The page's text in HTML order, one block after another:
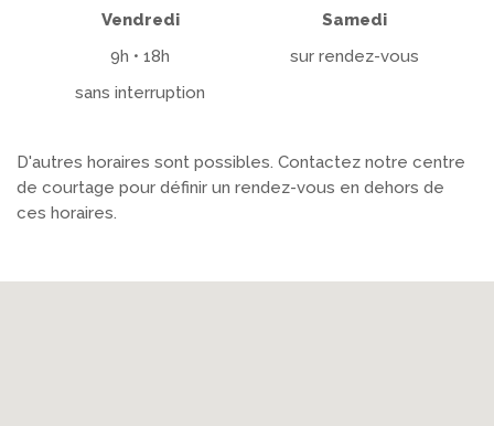
Vendredi
9h • 18h
sans interruption
Samedi
sur rendez-vous
D'autres horaires sont possibles. Contactez notre centre
de courtage pour définir un rendez-vous en dehors de
ces horaires.